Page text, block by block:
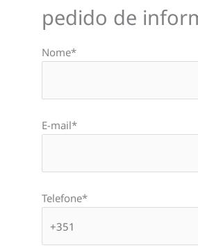
pedido de
Nome*
E-mail*
Telefone*